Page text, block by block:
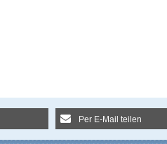
Per E-Mail teilen